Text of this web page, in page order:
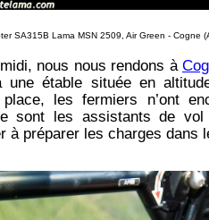
SA315B Lama MSN 2509, Air Green - Cogne
nous nous rendons à
une étable située en
les fermiers n’ont
sont les assistants de
à préparer les charges dans